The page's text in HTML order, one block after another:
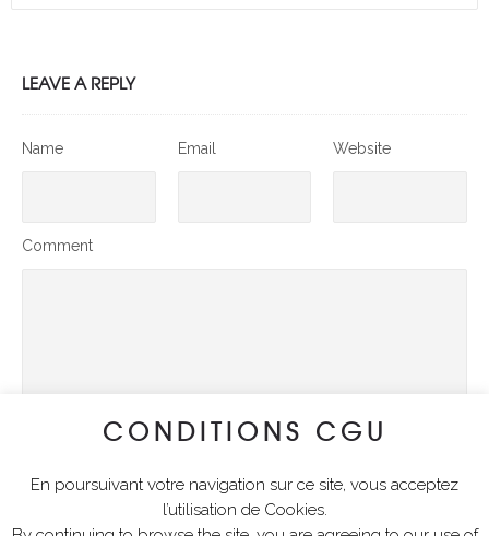
LEAVE A REPLY
Name Email Website
Comment
CONDITIONS CGU
En poursuivant votre navigation sur ce site, vous acceptez
l’utilisation de Cookies.